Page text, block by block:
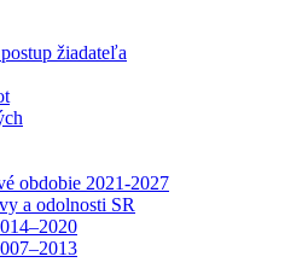
žiadateľa
obdobie 2021-2027
a odolnosti SR